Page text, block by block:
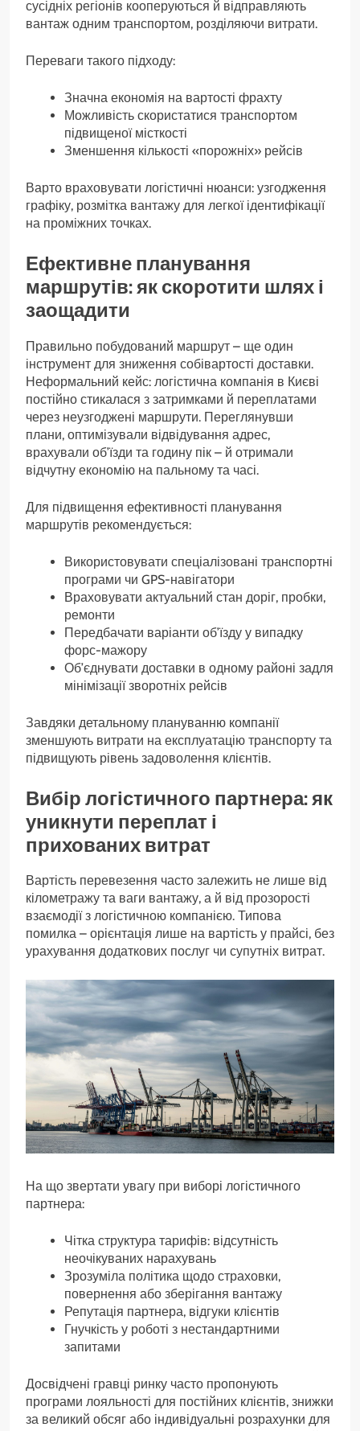
сусідніх регіонів кооперуються й відправляють
вантаж одним транспортом, розділяючи витрати.
Переваги такого підходу:
Значна економія на вартості фрахту
Можливість скористатися транспортом
підвищеної місткості
Зменшення кількості «порожніх» рейсів
Варто враховувати логістичні нюанси: узгодження
графіку, розмітка вантажу для легкої ідентифікації
на проміжних точках.
Ефективне планування
маршрутів: як скоротити шлях і
заощадити
Правильно побудований маршрут – ще один
інструмент для зниження собівартості доставки.
Неформальний кейс: логістична компанія в Києві
постійно стикалася з затримками й переплатами
через неузгоджені маршрути. Переглянувши
плани, оптимізували відвідування адрес,
врахували об’їзди та годину пік – й отримали
відчутну економію на пальному та часі.
Для підвищення ефективності планування
маршрутів рекомендується:
Використовувати спеціалізовані транспортні
програми чи GPS-навігатори
Враховувати актуальний стан доріг, пробки,
ремонти
Передбачати варіанти об’їзду у випадку
форс-мажору
Об’єднувати доставки в одному районі задля
мінімізації зворотніх рейсів
Завдяки детальному плануванню компанії
зменшують витрати на експлуатацію транспорту та
підвищують рівень задоволення клієнтів.
Вибір логістичного партнера: як
уникнути переплат і
прихованих витрат
Вартість перевезення часто залежить не лише від
кілометражу та ваги вантажу, а й від прозорості
взаємодії з логістичною компанією. Типова
помилка – орієнтація лише на вартість у прайсі, без
урахування додаткових послуг чи супутніх витрат.
На що звертати увагу при виборі логістичного
партнера:
Чітка структура тарифів: відсутність
неочікуваних нарахувань
Зрозуміла політика щодо страховки,
повернення або зберігання вантажу
Репутація партнера, відгуки клієнтів
Гнучкість у роботі з нестандартними
запитами
Досвідчені гравці ринку часто пропонують
програми лояльності для постійних клієнтів, знижки
за великий обсяг або індивідуальні розрахунки для